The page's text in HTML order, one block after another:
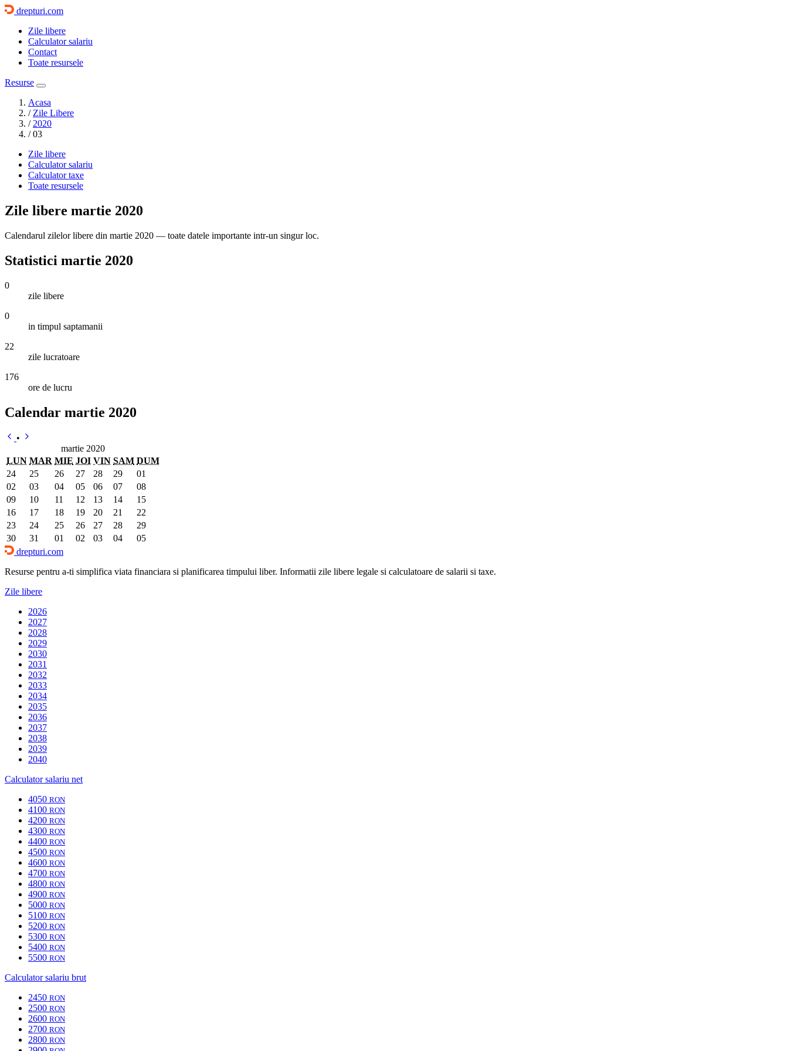
drepturi.com
Zile libere
Calculator salariu
Contact
Toate resursele
Resurse
Acasa
/ Zile Libere
/ 2020
/ 03
Zile libere
Calculator salariu
Calculator taxe
Toate resursele
Zile libere martie 2020
Calendarul zilelor libere din martie 2020 — toate datele importante intr-un singur loc.
Statistici martie 2020
0
zile libere
0
in timpul saptamanii
22
zile lucratoare
176
ore de lucru
Calendar martie 2020
•
martie 2020
LUN MAR MIE JOI VIN SAM DUM
24
25 26 27 28 29
01
02
03 04 05 06 07
08
09
10 11 12 13 14
15
16
17 18 19 20 21
22
23
24 25 26 27 28
29
30
31 01 02 03 04
05
drepturi.com
Resurse pentru a-ti simplifica viata financiara si planificarea timpului liber. Informatii zile libere legale si calculatoare de salarii si taxe.
Zile libere
2026
2027
2028
2029
2030
2031
2032
2033
2034
2035
2036
2037
2038
2039
2040
Calculator salariu net
4050 RON
4100 RON
4200 RON
4300 RON
4400 RON
4500 RON
4600 RON
4700 RON
4800 RON
4900 RON
5000 RON
5100 RON
5200 RON
5300 RON
5400 RON
5500 RON
Calculator salariu brut
2450 RON
2500 RON
2600 RON
2700 RON
2800 RON